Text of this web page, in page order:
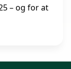
– og for at